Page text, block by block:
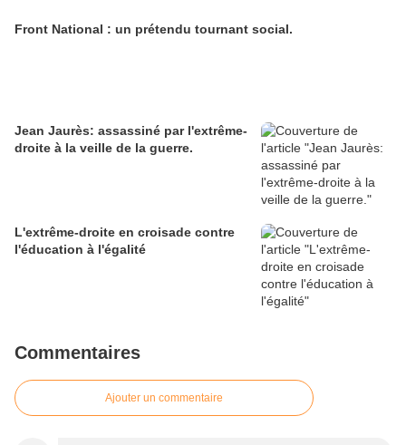
Front National : un prétendu tournant social.
Jean Jaurès: assassiné par l'extrême-
droite à la veille de la guerre.
L'extrême-droite en croisade contre
l'éducation à l'égalité
Commentaires
Ajouter un commentaire